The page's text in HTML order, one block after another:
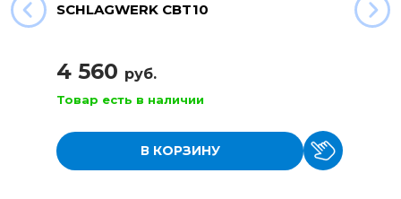
SCHLAGWERK CBT10
4 560 руб.
Товар есть в наличии
В КОРЗИНУ